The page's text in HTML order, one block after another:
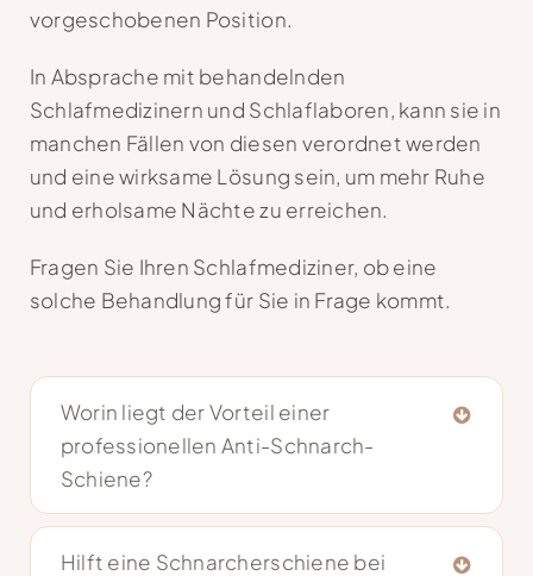
vorgeschobenen Position.
In Absprache mit behandelnden
Schlafmedizinern und Schlaflaboren, kann sie in
manchen Fällen von diesen verordnet werden
und eine wirksame Lösung sein, um mehr Ruhe
und erholsame Nächte zu erreichen.
Fragen Sie Ihren Schlafmediziner, ob eine
solche Behandlung für Sie in Frage kommt.
Worin liegt der Vorteil einer
professionellen Anti-Schnarch-
Schiene?
Hilft eine Schnarcherschiene bei